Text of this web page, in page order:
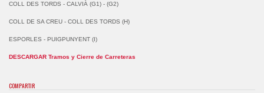
COLL DES TORDS - CALVIÀ (G1) - (G2)
COLL DE SA CREU - COLL DES TORDS (H)
ESPORLES - PUIGPUNYENT (I)
DESCARGAR Tramos y Cierre de Carreteras
COMPARTIR